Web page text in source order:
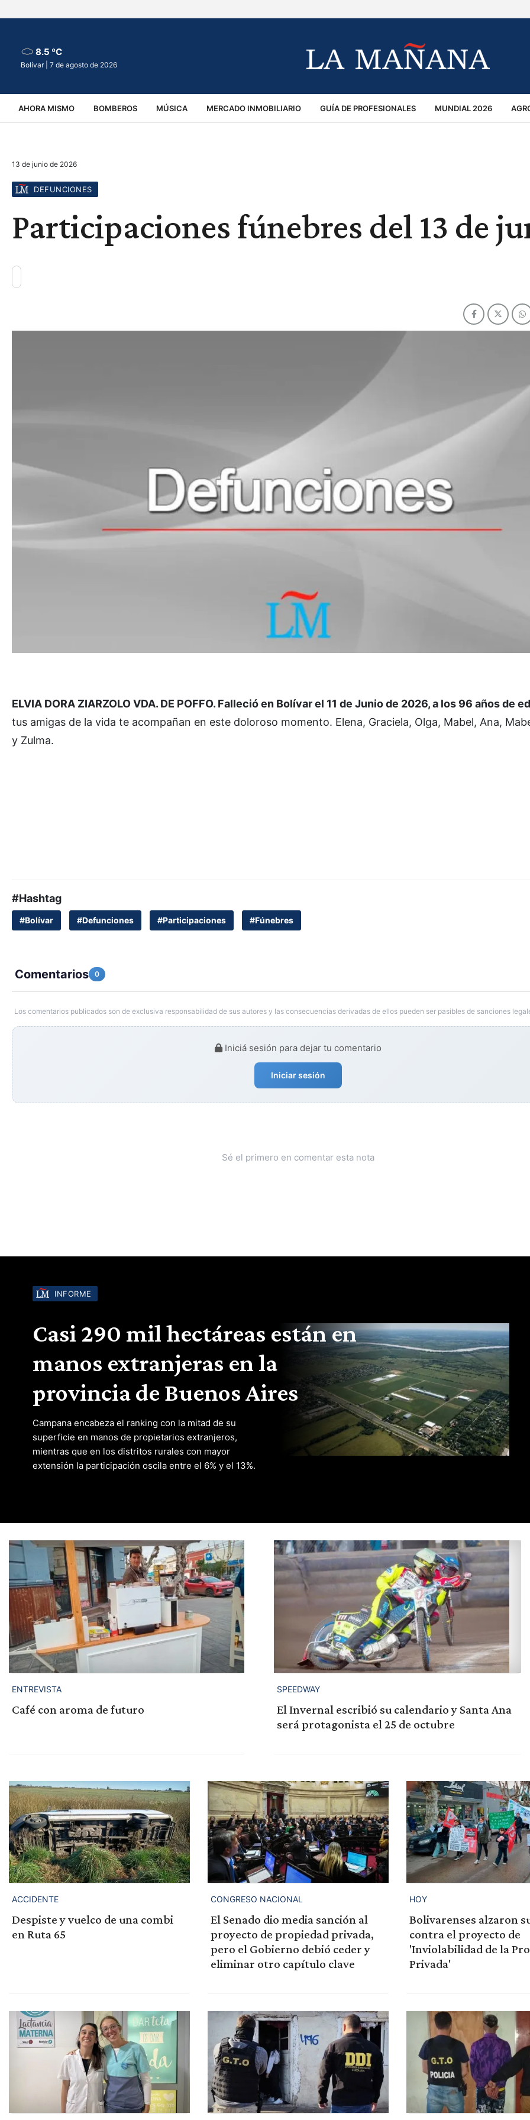
8.5 ºC
Bolívar | 7 de agosto de 2026
AHORA MISMO BOMBEROS MÚSICA MERCADO INMOBILIARIO GUÍA DE PROFESIONALES MUNDIAL 2026
VIRALES ACCIDENTES
13 de junio de 2026
DEFUNCIONES
Participaciones fúnebres del 13 de
ELVIA DORA ZIARZOLO VDA. DE POFFO. Falleció en Bolívar el 11 de Junio de 2026, a los 96 años de
tus amigas de la vida te acompañan en este doloroso momento. Elena, Graciela, Olga, Mabel, Ana,
y Zulma.
#Hashtag
#Bolívar #Defunciones #Participaciones #Fúnebres
Comentarios 0
Los comentarios publicados son de exclusiva responsabilidad de sus autores y las consecuencias derivadas de ellos pueden ser pasibles de sanciones
Iniciá sesión para dejar tu comentario
Iniciar sesión
Sé el primero en comentar esta nota
INFORME
Casi 290 mil hectáreas están en
manos extranjeras en la
provincia de Buenos Aires
Campana encabeza el ranking con la mitad de su
superficie en manos de propietarios extranjeros,
mientras que en los distritos rurales con mayor
extensión la participación oscila entre el 6% y el 13%.
ENTREVISTA
Café con aroma de futuro
SPEEDWAY
El Invernal escribió su calendario y Santa Ana
será protagonista el 25 de octubre
ACCIDENTE
Despiste y vuelco de una combi
en Ruta 65
CONGRESO NACIONAL
El Senado dio media sanción al
proyecto de propiedad privada,
pero el Gobierno debió ceder y
eliminar otro capítulo clave
HOY
Bolivarenses alzaron
contra el proyecto de
'Inviolabilidad de la
Privada'